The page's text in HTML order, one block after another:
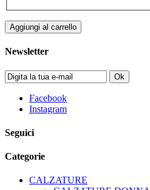
Aggiungi al carrello
Newsletter
Ok
Facebook
Instagram
Seguici
Categorie
CALZATURE